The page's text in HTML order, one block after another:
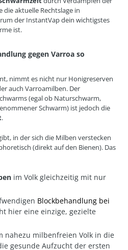
aktuelle Rechtslage in
der InstantVap dein wichtigstes
ist.
gegen Varroa so
nimmt es nicht nur Honigreserven
auch Varroamilben. Der
(egal ob Naturschwarm,
Schwarm) ist jedoch die
.
in der sich die Milben verstecken
(direkt auf den Bienen). Das
im Volk gleichzeitig mit nur
Blockbehandlung bei
hier eine einzige, gezielte
nahezu milbenfreien Volk in die
gesunde Aufzucht der ersten